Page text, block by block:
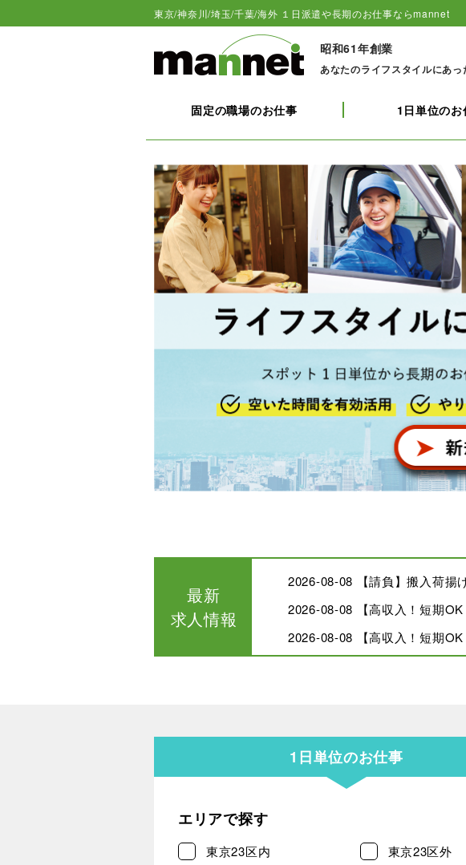
東京/神奈川/埼玉/千葉/海外 １日派遣や長期のお仕事ならmannet
昭和61年創業
あなたのライフスタイルにあっ
固定の職場のお仕事 1日単位のお
最新
求人情報
2026-08-08 【請負】搬入荷揚
2026-08-08 【高収入！短期
2026-08-08 【高収入！短期
1日単位のお仕事
エリアで探す
東京23区内 東京23区外